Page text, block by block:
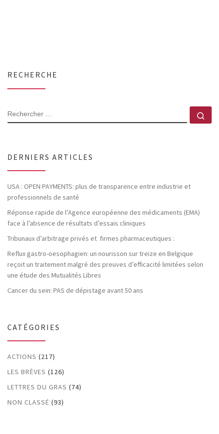
RECHERCHE
RECHERCHER
DERNIERS ARTICLES
USA : OPEN PAYMENTS: plus de transparence entre industrie et
professionnels de santé
Réponse rapide de l’Agence européenne des médicaments (EMA)
face à l’absence de résultats d’essais cliniques
Tribunaux d’arbitrage privés et firmes pharmaceutiques :
Reflux gastro-oesophagien: un nourisson sur treize en Belgique
reçoit un traitement malgré des preuves d’efficacité limitées selon
une étude des Mutualités Libres
Cancer du sein: PAS de dépistage avant 50 ans
CATÉGORIES
ACTIONS (217)
LES BRÈVES (126)
LETTRES DU GRAS (74)
NON CLASSÉ (93)